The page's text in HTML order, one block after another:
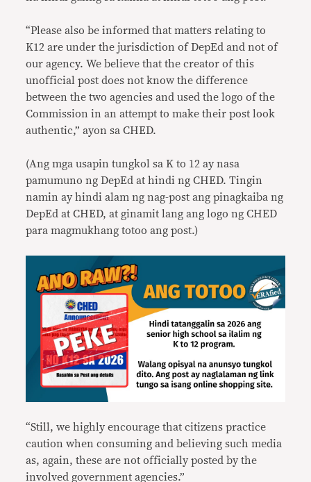
“Please also be informed that matters relating to
K12 are under the jurisdiction of DepEd and not of
our agency. We believe that the creator of this
unofficial post does not know the difference
between the two agencies and used the logo of the
Commission in an attempt to make their post look
authentic,” ayon sa CHED.
(Ang mga usapin tungkol sa K to 12 ay nasa
pamumuno ng DepEd at hindi ng CHED. Tingin
namin ay hindi alam ng nag-post ang pinagkaiba ng
DepEd at CHED, at ginamit lang ang logo ng CHED
para magmukhang totoo ang post.)
“Still, we highly encourage that citizens practice
caution when consuming and believing such media
as, again, these are not officially posted by the
involved government agencies.”